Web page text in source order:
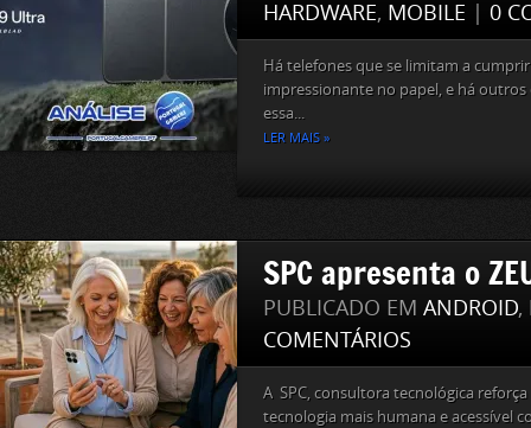
HARDWARE, MOBILE 0
Há telefones que se limitam a
impressionante no papel, e há
essa...
LER MAIS »
SPC apresenta o
PUBLICADO EM ANDROID,
COMENTÁRIOS
A SPC, consultora tecnológica
tecnologia mais humana e acessível